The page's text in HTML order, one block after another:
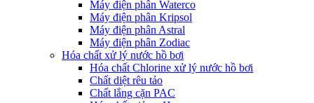
Máy điện phân Waterco
Máy điện phân Kripsol
Máy điện phân Astral
Máy điện phân Zodiac
Hóa chất xử lý nước hồ bơi
Hóa chất Chlorine xử lý nước hồ bơi
Chất diệt rêu tảo
Chất lắng cặn PAC